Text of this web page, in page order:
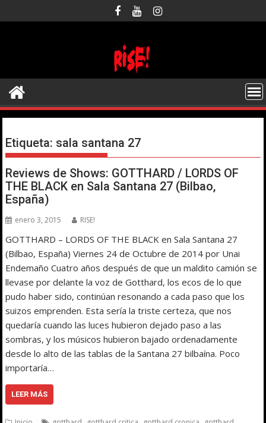
al
Etiqueta: sala santana 27
Reviews de Shows: GOTTHARD / LORDS OF
THE BLACK en Sala Santana 27 (Bilbao,
España)
enero 3, 2015 RISE!
GOTTHARD – LORDS OF THE BLACK en Sala Santana 27
(Bilbao, España) Viernes 24 de Octubre de 2014 por Unai
Endemaño Cuatro años después de que un maldito camión se
llevase por delante la voz de Gotthard, los ecos de lo que
pudo haber sido, continúan resonando a cada paso que los
suizos emprenden. Esta sería la triste certeza, que nos
quedaría cuando las luces hubieron dejado paso a las
sombras, y los músicos hubieron bajado ordenadamente
desde lo alto de las tablas de la Santana 27 bilbaína. Poco
importaría…
LEER MÁS